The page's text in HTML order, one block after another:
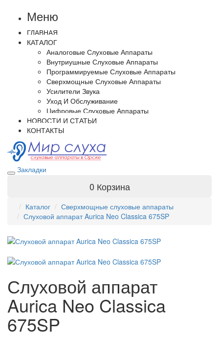
Меню
ГЛАВНАЯ
КАТАЛОГ
Аналоговые Слуховые Аппараты
Внутриушные Слуховые Аппараты
Программируемые Слуховые Аппараты
Сверхмощные Слуховые Аппараты
Усилители Звука
Уход И Обслуживание
Цифровые Слуховые Аппараты
НОВОСТИ И СТАТЬИ
КОНТАКТЫ
Закладки
0 Корзина
Каталог
Сверхмощные слуховые аппараты
Слуховой аппарат Aurica Neo Classica 675SP
Слуховой аппарат
Aurica Neo Classica
675SP